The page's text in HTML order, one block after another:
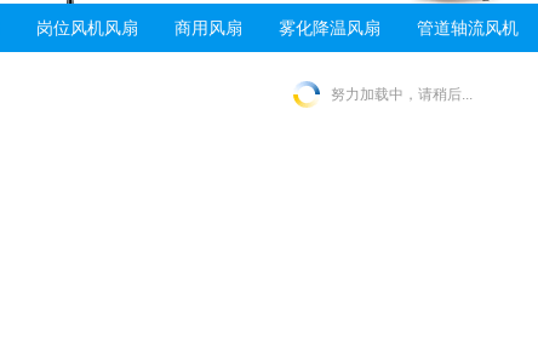
岗位风机风扇 商用风扇 雾化降温风扇 管道轴流风机
努力加载中，请稍后...